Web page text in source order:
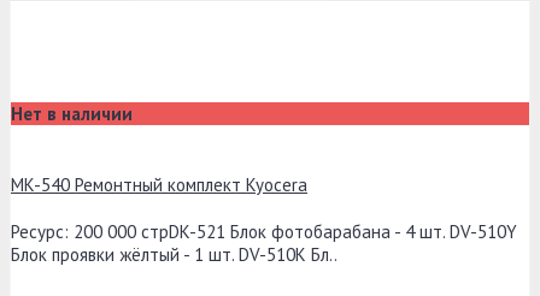
Нет в наличии
MK-540 Ремонтный комплект Kyocera
Ресурс: 200 000 стрDK-521 Блок фотобарабана - 4 шт. DV-510Y
Блок проявки жёлтый - 1 шт. DV-510K Бл..